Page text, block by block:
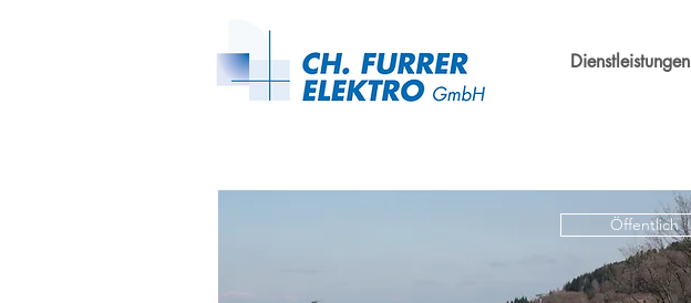
Dienstleistungen
Öffentlich